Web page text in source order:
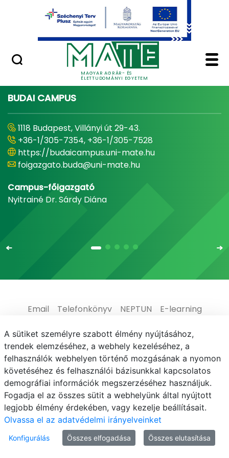
Ugrás a fő tartalomhoz
MAGYAR AGRÁR- ÉS
ÉLETTUDOMÁNYI EGYETEM
Minőségügy
Home - Magyar
BUDAI CAMPUS
1118 Budapest, Villányi út 29-43.
+36-1/305-7354, +36-1/305-7528
https://budaicampus.uni-mate.hu
foigazgato.buda@uni-mate.hu
Campus-főigazgató
Nyitrainé Dr. Sárdy Diána
Email Telefonkönyv NEPTUN
E-learning
Médiaközpont
Informatikai Igazgatóság
Adatvédelem
© MATE 2021
A sütiket személyre szabott élmény nyújtásához,
trendek elemzéséhez, a webhely kezeléséhez, a
felhasználók webhelyen történő mozgásának a nyomon
követéséhez és felhasználói bázisunkkal kapcsolatos
demográfiai információk megszerzéséhez használjuk.
Fogadja el az összes sütit a webhelyünk által nyújtott
legjobb élmény érdekében, vagy kezelje beállításait.
Olvassa el az adatvédelmi irányelveinket
Konfigurálás Összes elfogadása Összes elutasítása